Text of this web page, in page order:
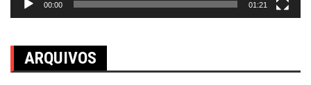
00:00 01:21
ARQUIVOS